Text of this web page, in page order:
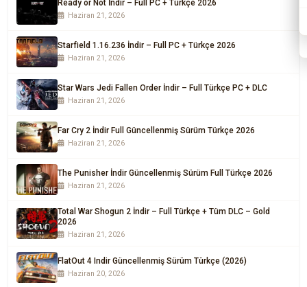
Ready or Not İndir – Full PC + Türkçe 2026
Haziran 21, 2026
Starfield 1.16.236 İndir – Full PC + Türkçe 2026
Haziran 21, 2026
Star Wars Jedi Fallen Order İndir – Full Türkçe PC + DLC
Haziran 21, 2026
Far Cry 2 İndir Full Güncellenmiş Sürüm Türkçe 2026
Haziran 21, 2026
The Punisher İndir Güncellenmiş Sürüm Full Türkçe 2026
Haziran 21, 2026
Total War Shogun 2 İndir – Full Türkçe + Tüm DLC – Gold
2026
Haziran 21, 2026
FlatOut 4 Indir Güncellenmiş Sürüm Türkçe (2026)
Haziran 20, 2026